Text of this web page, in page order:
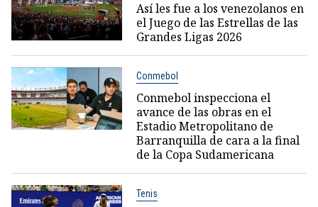
Así les fue a los venezolanos en
el Juego de las Estrellas de las
Grandes Ligas 2026
Conmebol
Conmebol inspecciona el
avance de las obras en el
Estadio Metropolitano de
Barranquilla de cara a la final
de la Copa Sudamericana
Tenis